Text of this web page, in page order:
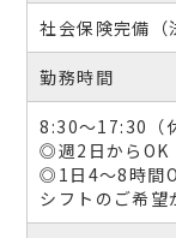
社会保険完備（
勤務時間
8:30～17:30（
◎週2日からOK
◎1日4～8時間
シフトのご希望